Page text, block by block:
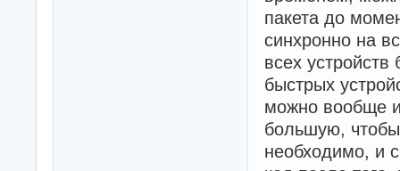
пакета до
синхронно на
всех
быстрых
можно вообще
большую, чтобы
необходимо, и